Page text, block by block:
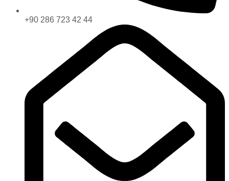
+90 286 723 42 44